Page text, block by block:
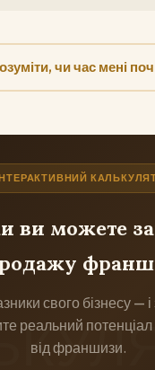
чи час мені
ви можете
свого бізнесу —
реальний
від франшизи.